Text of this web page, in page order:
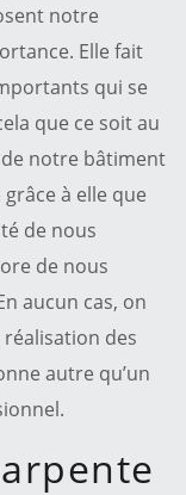
notre
Elle fait
qui se
que ce soit au
notre bâtiment
à elle que
de nous
de nous
aucun cas, on
des
autre qu’un